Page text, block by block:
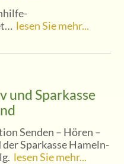
lesen Sie mehr...
und Sparkasse
Senden – Hören –
Sparkasse Hameln-
lesen Sie mehr...